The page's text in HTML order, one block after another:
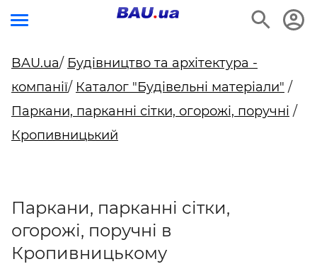
BAU.ua/ Будівництво та архітектура -
компанії/ Каталог "Будівельні матеріали" /
Паркани, парканні сітки, огорожі, поручні /
Кропивницький
Паркани, парканні сітки,
огорожі, поручні в
Кропивницькому